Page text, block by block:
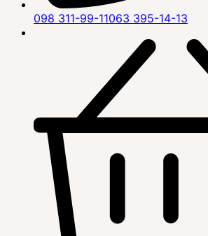
098 311-99-11063 395-14-13